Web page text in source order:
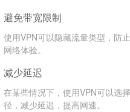
避免带宽限制
使用VPN可以隐藏流量类型，防
网络体验。
减少延迟
在某些情况下，使用VPN可以选
径，减少延迟，提高网速。